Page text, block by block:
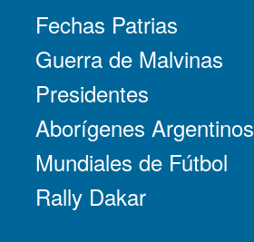
Fechas Patrias
Guerra de Malvinas
Presidentes
Aborígenes Argentinos
Mundiales de Fútbol
Rally Dakar